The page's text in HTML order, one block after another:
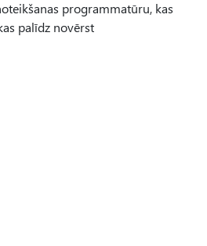
programmatūru, kas
palīdz novērst